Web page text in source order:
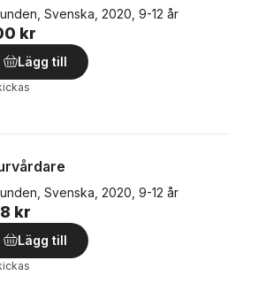
Svenska, 2020, 9-12 år
kr
Lägg till
Svenska, 2020, 9-12 år
kr
Lägg till